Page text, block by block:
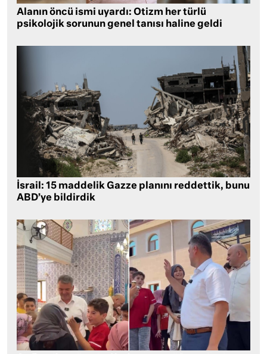
Alanın öncü ismi uyardı: Otizm her türlü
psikolojik sorunun genel tanısı haline geldi
İsrail: 15 maddelik Gazze planını reddettik, bunu
ABD’ye bildirdik